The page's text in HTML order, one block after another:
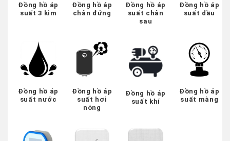
Đồng hồ áp
suất 3 kim
Đồng hồ áp
chân đứng
Đồng hồ áp
suất chân
sau
Đồng hồ áp
suất dầu
Đồng hồ áp
suất nước
Đồng hồ áp
suất hơi
nóng
Đồng hồ áp
suất khí
Đồng hồ áp
suất màng